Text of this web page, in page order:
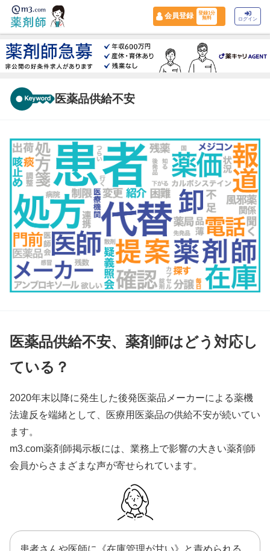
会員登録
登録1分
無料
ログイン
医薬品供給不安
医薬品供給不安、薬剤師はどう対応し
ている？
2020年末以降に発生した後発医薬品メーカーによる薬機
法違反を端緒として、医療用医薬品の供給不安が続いてい
ます。
m3.com薬剤師掲示板には、業務上で影響の大きい薬剤師
会員からさまざまな声が寄せられています。